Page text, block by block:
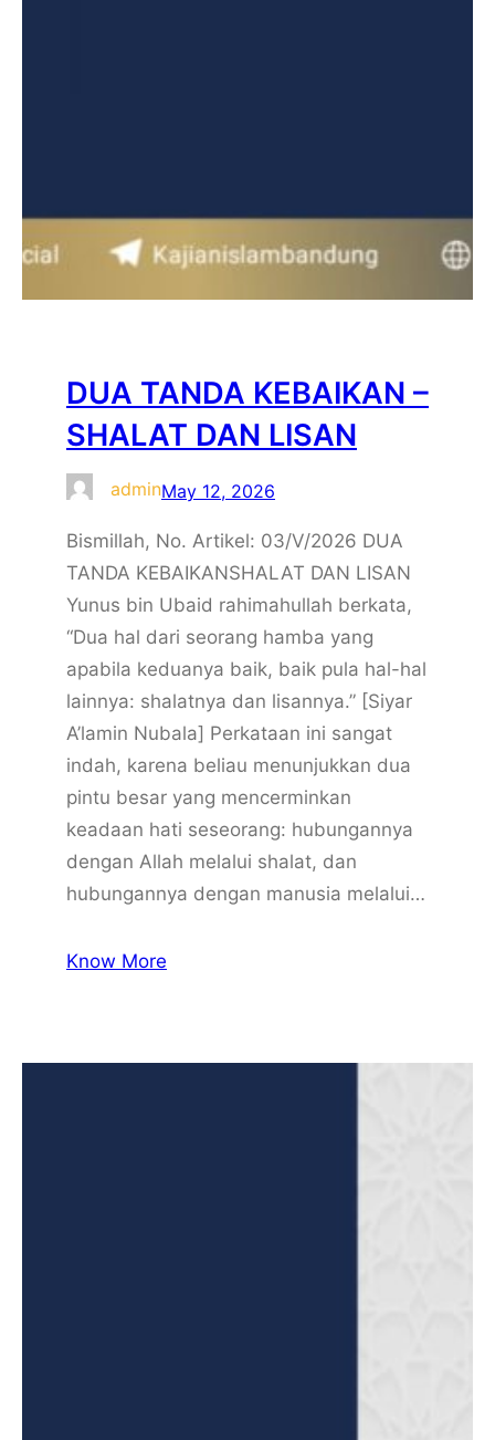
DUA TANDA KEBAIKAN –
SHALAT DAN LISAN
adminMay 12, 2026
Bismillah, No. Artikel: 03/V/2026 DUA
TANDA KEBAIKANSHALAT DAN LISAN
Yunus bin Ubaid rahimahullah berkata,
“Dua hal dari seorang hamba yang
apabila keduanya baik, baik pula hal-hal
lainnya: shalatnya dan lisannya.” [Siyar
A’lamin Nubala] Perkataan ini sangat
indah, karena beliau menunjukkan dua
pintu besar yang mencerminkan
keadaan hati seseorang: hubungannya
dengan Allah melalui shalat, dan
hubungannya dengan manusia melalui…
Know More